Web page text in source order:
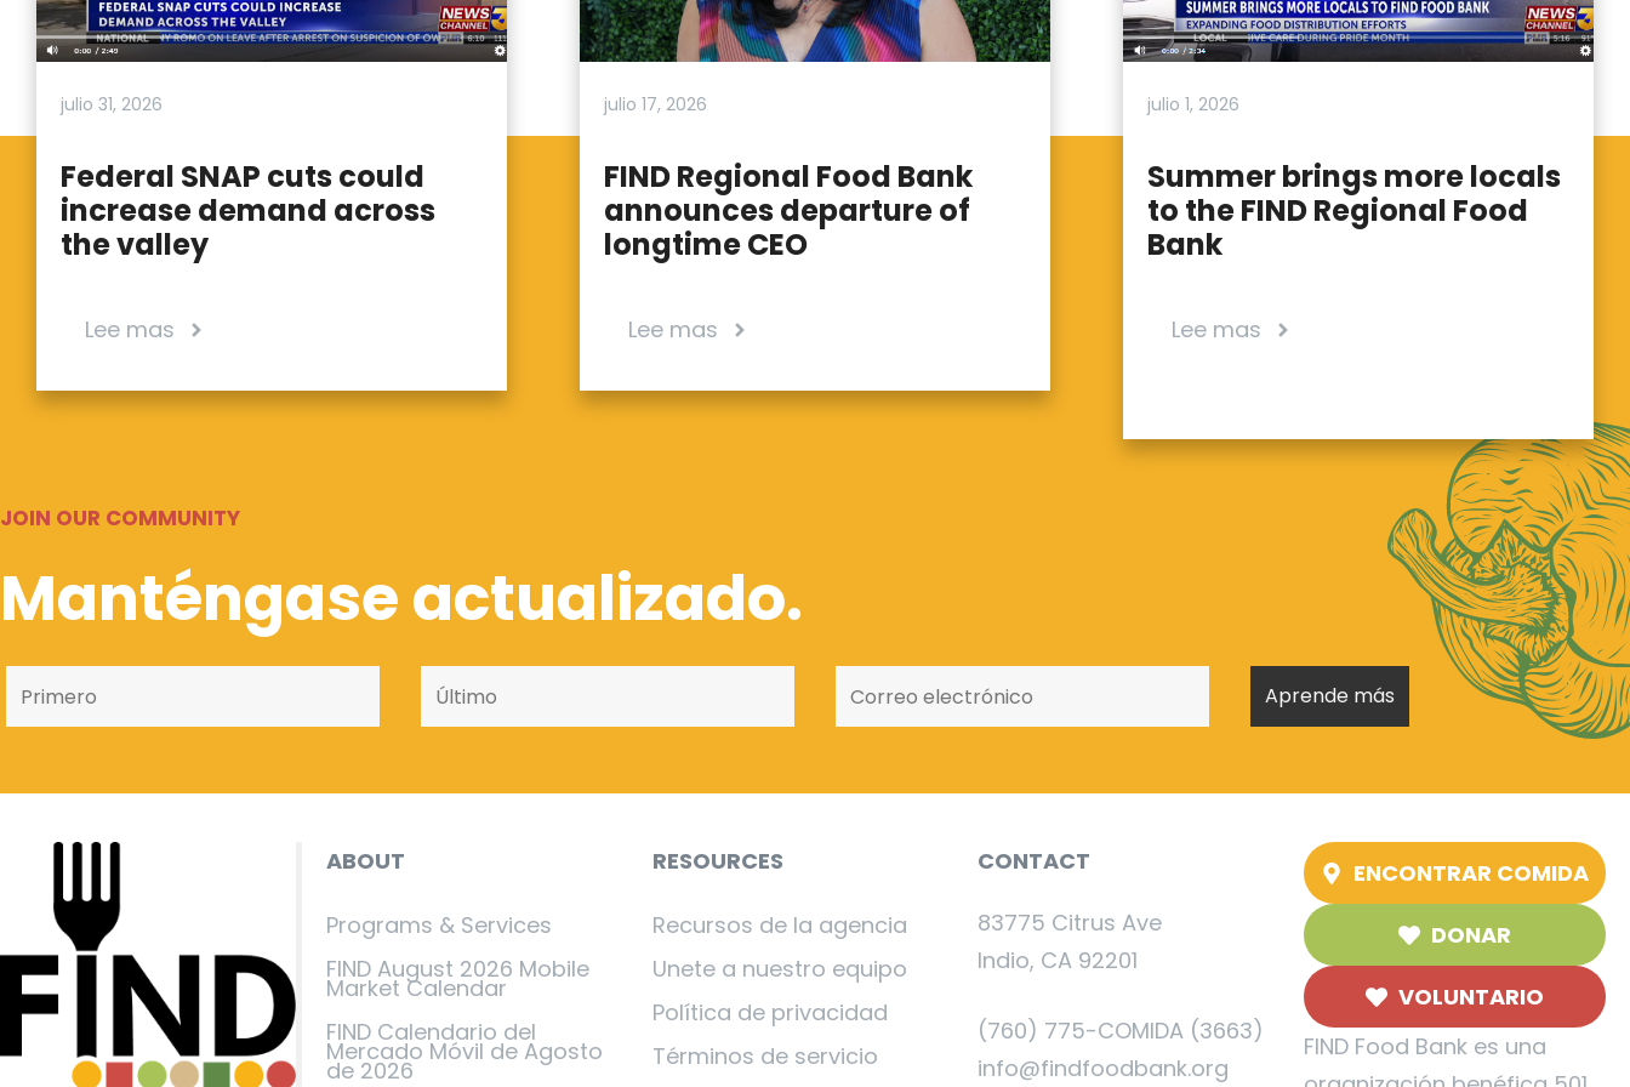
julio 31, 2026
Federal SNAP cuts could
increase demand across
the valley
Lee mas
julio 17, 2026
FIND Regional Food Bank
announces departure of
longtime CEO
Lee mas
julio 1, 2026
Summer brings more locals
to the FIND Regional Food
Bank
Lee mas
JOIN OUR COMMUNITY
Manténgase actualizado.
ABOUT
Programs & Services
FIND August 2026 Mobile
Market Calendar
FIND Calendario del
Mercado Móvil de Agosto
de 2026
RESOURCES
Recursos de la agencia
Unete a nuestro equipo
Política de privacidad
Términos de servicio
CONTACT
83775 Citrus Ave
Indio, CA 92201
(760) 775-COMIDA (3663)
info@findfoodbank.org
ENCONTRAR COMIDA
DONAR
VOLUNTARIO
FIND Food Bank es una